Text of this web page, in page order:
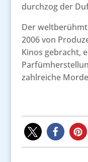
durchzog der
Der
2006 von
Kinos gebracht,
zahlreiche